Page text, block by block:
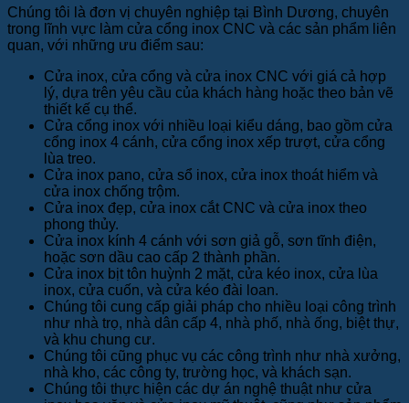
Chúng tôi là đơn vị chuyên nghiệp tại Bình Dương, chuyên
trong lĩnh vực làm cửa cổng inox CNC và các sản phẩm liên
quan, với những ưu điểm sau:
Cửa inox, cửa cổng và cửa inox CNC với giá cả hợp
lý, dựa trên yêu cầu của khách hàng hoặc theo bản vẽ
thiết kế cụ thể.
Cửa cổng inox với nhiều loại kiểu dáng, bao gồm cửa
cổng inox 4 cánh, cửa cổng inox xếp trượt, cửa cổng
lùa treo.
Cửa inox pano, cửa sổ inox, cửa inox thoát hiểm và
cửa inox chống trộm.
Cửa inox đẹp, cửa inox cắt CNC và cửa inox theo
phong thủy.
Cửa inox kính 4 cánh với sơn giả gỗ, sơn tĩnh điện,
hoặc sơn dầu cao cấp 2 thành phần.
Cửa inox bịt tôn huỳnh 2 mặt, cửa kéo inox, cửa lùa
inox, cửa cuốn, và cửa kéo đài loan.
Chúng tôi cung cấp giải pháp cho nhiều loại công trình
như nhà trọ, nhà dân cấp 4, nhà phố, nhà ống, biệt thự,
và khu chung cư.
Chúng tôi cũng phục vụ các công trình như nhà xưởng,
nhà kho, các công ty, trường học, và khách sạn.
Chúng tôi thực hiện các dự án nghệ thuật như cửa